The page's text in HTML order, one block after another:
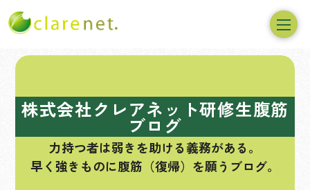
株式会社クレアネット研修生腹筋
ブログ
力持つ者は弱きを助ける義務がある。
早く強きものに腹筋（復帰）を願うブログ。